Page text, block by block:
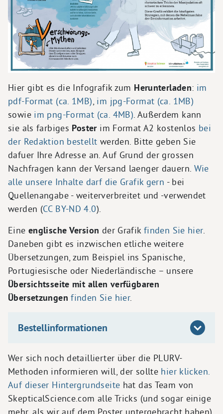
Hier gibt es die Infografik zum Herunterladen: im
pdf-Format (ca. 1MB), im jpg-Format (ca. 1MB)
sowie im png-Format (ca. 4MB). Außerdem kann
sie als farbiges Posterim Format A2 kostenlos bei
der Redaktion bestellt werden. Bitte geben Sie
dafuer Ihre Adresse an. Auf Grund der grossen
Nachfragen kann der Versand laenger dauern. Wie
alle unsere Inhalte darf die Grafik gern - bei
Quellenangabe - weiterverbreitet und -verwendet
werden (CC BY-ND 4.0).
Eine englische Version der Grafik finden Sie hier.
Daneben gibt es inzwischen etliche weitere
Übersetzungen, zum Beispiel ins Spanische,
Portugiesische oder Niederländische – unsere
Übersichtsseite mit allen verfügbaren
Übersetzungenfinden Sie hier.
Bestellinformationen
Wer sich noch detaillierter über die PLURV-
Methoden informieren will, der sollte hier klicken.
Auf dieser Hintergrundseite hat das Team von
SkepticalScience.com alle Tricks (und sogar einige